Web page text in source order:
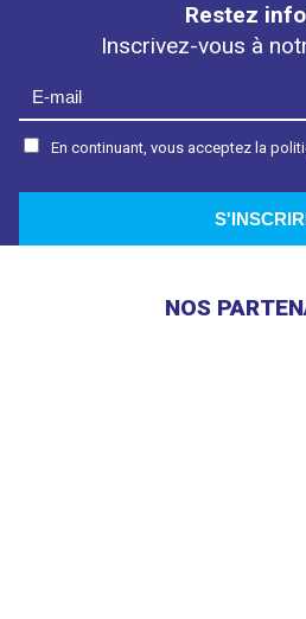
Restez
Inscrivez-vous à
En continuant, vous acceptez la
NOS